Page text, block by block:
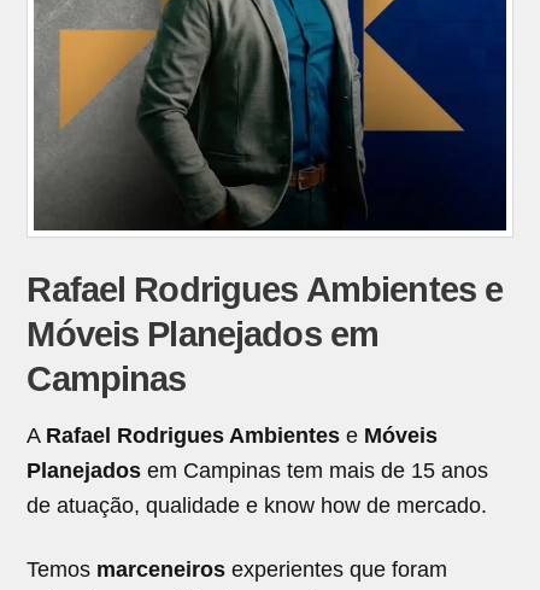
Rafael Rodrigues Ambientes e
Móveis Planejados em
Campinas
A Rafael Rodrigues Ambientes e Móveis
Planejados em Campinas tem mais de 15 anos
de atuação, qualidade e know how de mercado.
Temos marceneiros experientes que foram